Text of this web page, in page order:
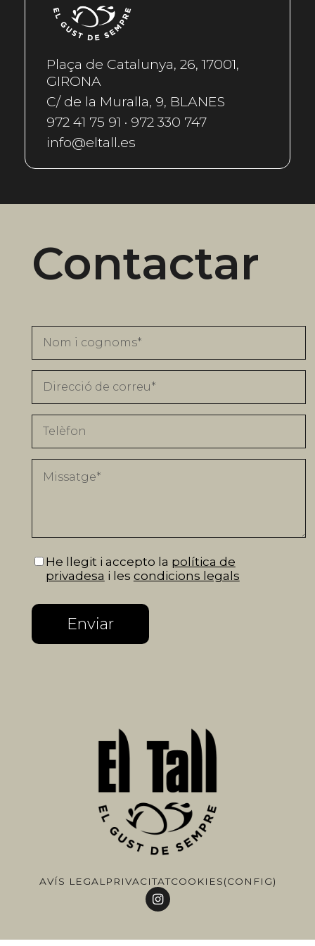
Plaça de Catalunya, 26, 17001,
GIRONA
C/ de la Muralla, 9, BLANES
972 41 75 91 · 972 330 747
info@eltall.es
Contactar
He llegit i accepto la política de
privadesa i les condicions legals
Enviar
AVÍS LEGAL PRIVACITATCOOKIES(CONFIG)